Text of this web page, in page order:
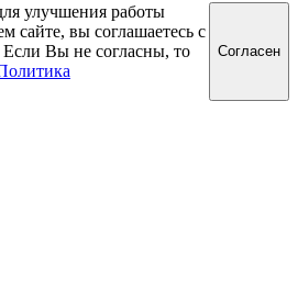
улучшения работы
сайте, вы соглашаетесь с
Вы не согласны, то
Cогласен